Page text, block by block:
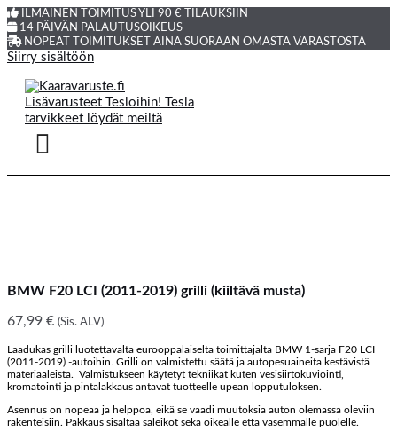
ILMAINEN TOIMITUS YLI 90 € TILAUKSIIN
14 PÄIVÄN PALAUTUSOIKEUS
NOPEAT TOIMITUKSET AINA SUORAAN OMASTA VARASTOSTA
Siirry sisältöön
BMW F20 LCI (2011-2019) grilli (kiiltävä musta)
67,99 € (Sis. ALV)
Laadukas grilli luotettavalta eurooppalaiselta toimittajalta BMW 1-sarja F20 LCI
(2011-2019) -autoihin. Grilli on valmistettu säätä ja autopesuaineita kestävistä
materiaaleista. Valmistukseen käytetyt tekniikat kuten vesisiirtokuviointi,
kromatointi ja pintalakkaus antavat tuotteelle upean lopputuloksen.
Asennus on nopeaa ja helppoa, eikä se vaadi muutoksia auton olemassa oleviin
rakenteisiin. Pakkaus sisältää säleiköt sekä oikealle että vasemmalle puolelle.